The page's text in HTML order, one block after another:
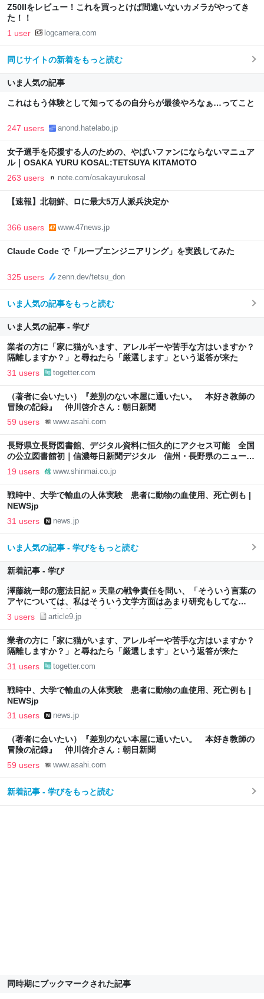
Z50IIをレビュー！これを買っとけば間違いないカメラがやってき
た！！
1 user logcamera.com
同じサイトの新着をもっと読む
いま人気の記事
これはもう体験として知ってるの自分らが最後やろなぁ…ってこと
247 users anond.hatelabo.jp
女子選手を応援する人のための、やばいファンにならないマニュア
ル｜OSAKA YURU KOSAL:TETSUYA KITAMOTO
263 users note.com/osakayurukosal
【速報】北朝鮮、ロに最大5万人派兵決定か
366 users www.47news.jp
Claude Code で「ループエンジニアリング」を実践してみた
325 users zenn.dev/tetsu_don
いま人気の記事をもっと読む
いま人気の記事 - 学び
業者の方に「家に猫がいます、アレルギーや苦手な方はいますか？
隔離しますか？」と尋ねたら「厳選します」という返答が来た
31 users togetter.com
（著者に会いたい）『差別のない本屋に通いたい。 本好き教師の
冒険の記録』 仲川啓介さん：朝日新聞
59 users www.asahi.com
長野県立長野図書館、デジタル資料に恒久的にアクセス可能 全国
の公立図書館初｜信濃毎日新聞デジタル 信州・長野県のニュース
サイト
19 users www.shinmai.co.jp
戦時中、大学で輸血の人体実験 患者に動物の血使用、死亡例も |
NEWSjp
31 users news.jp
いま人気の記事 - 学びをもっと読む
新着記事 - 学び
澤藤統一郎の憲法日記 » 天皇の戦争責任を問い、「そういう言葉の
アヤについては、私はそういう文学方面はあまり研究もしてな
い…」との「迷答」を引き出した記者の来歴
3 users article9.jp
業者の方に「家に猫がいます、アレルギーや苦手な方はいますか？
隔離しますか？」と尋ねたら「厳選します」という返答が来た
31 users togetter.com
戦時中、大学で輸血の人体実験 患者に動物の血使用、死亡例も |
NEWSjp
31 users news.jp
（著者に会いたい）『差別のない本屋に通いたい。 本好き教師の
冒険の記録』 仲川啓介さん：朝日新聞
59 users www.asahi.com
新着記事 - 学びをもっと読む
同時期にブックマークされた記事